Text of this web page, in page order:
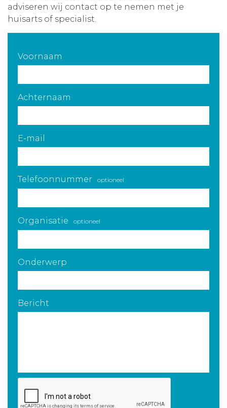
adviseren wij contact op te nemen met je
huisarts of specialist.
Voornaam
Achternaam
E-mail
Telefoonnummer optioneel
Organisatie optioneel
Onderwerp
Bericht